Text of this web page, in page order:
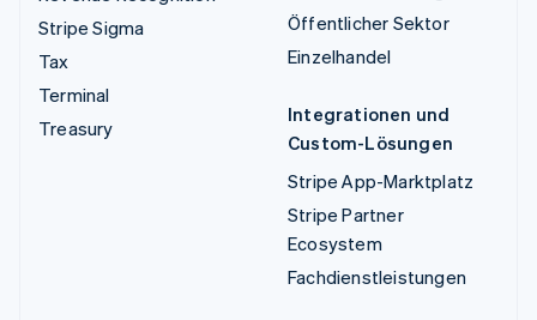
Stripe Sigma
Tax
Terminal
Treasury
Öffentlicher Sektor
Einzelhandel
Integrationen und
Custom-Lösungen
Stripe App-Marktplatz
Stripe Partner
Ecosystem
Fachdienstleistungen